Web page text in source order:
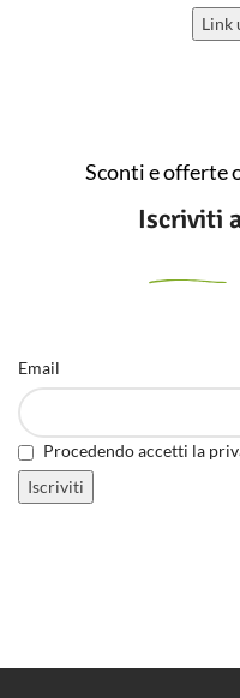
Link
Sconti e offerte
Iscriviti
Email
Procedendo accetti la